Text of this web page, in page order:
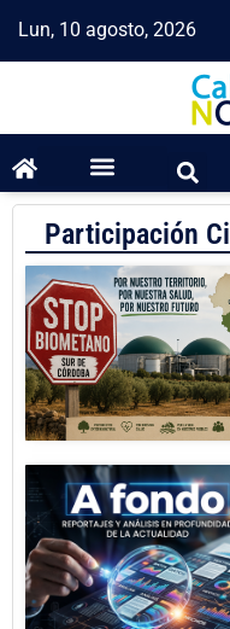
Lun, 10 agosto, 2026
Participación